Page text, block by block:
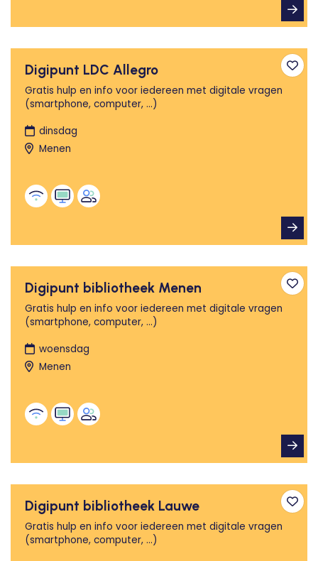
Digipunt LDC Allegro
Gratis hulp en info voor iedereen met digitale vragen
(smartphone, computer, ...)
dinsdag
Menen
Digipunt bibliotheek Menen
Gratis hulp en info voor iedereen met digitale vragen
(smartphone, computer, ...)
woensdag
Menen
Digipunt bibliotheek Lauwe
Gratis hulp en info voor iedereen met digitale vragen
(smartphone, computer, ...)